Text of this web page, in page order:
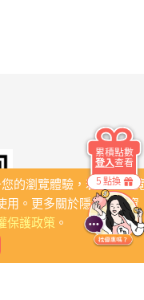
的瀏覽體驗，若繼續瀏
用。更多關於隱私保護資
保護政策。
5 點換
累積點數
登入查看